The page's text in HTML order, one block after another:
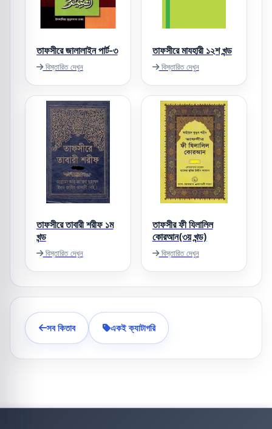
তাফসীরে জালালাইন পার্ট-৩
বিস্তারিত দেখুন
তাফসীরে মাযহারী ১২শ খন্ড
বিস্তারিত দেখুন
তাফসীরে তাবারী শরীফ ১ম
খন্ড
বিস্তারিত দেখুন
তাফসীর ফী যিলালিল
কোরআন(৩য় খন্ড)
বিস্তারিত দেখুন
সব কিতাব একই ক্যাটাগরি